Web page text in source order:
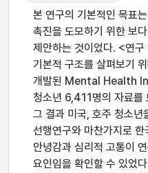
본 연구의 기본적인 목표
촉진을 도모하기 위한 보
제안하는 것이었다. <연구
기본적 구조를 살펴보기
개발된 Mental Health
청소년 6,411명의 자료를
그 결과 미국, 호주 청소년
선행연구와 마찬가지로
안녕감과 심리적 고통이
요인임을 확인할 수 있었